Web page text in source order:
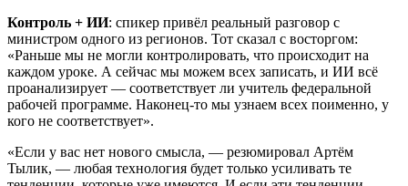
Контроль + ИИ: спикер привёл реальный разговор с
министром одного из регионов. Тот сказал с восторгом:
«Раньше мы не могли контролировать, что происходит на
каждом уроке. А сейчас мы можем всех записать, и ИИ всё
проанализирует — соответствует ли учитель федеральной
рабочей программе. Наконец-то мы узнаем всех поименно, у
кого не соответствует».
«Если у вас нет нового смысла, — резюмировал Артём
Тылик, — любая технология будет только усиливать те